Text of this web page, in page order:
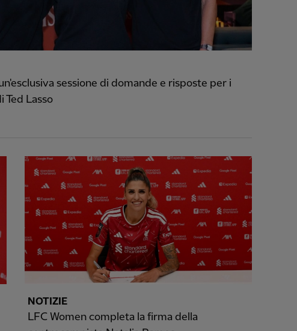
sessione di domande e risposte per i
Ted Lasso
NOTIZIE
LFC Women completa la firma della